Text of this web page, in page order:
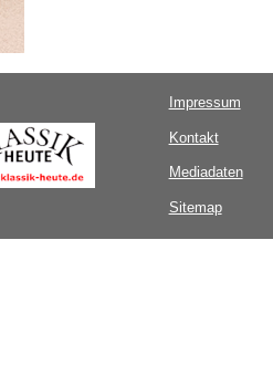
Impressum
Kontakt
Mediadaten
Sitemap